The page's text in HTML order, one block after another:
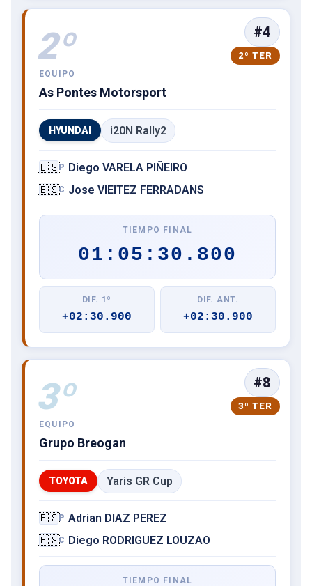
2º #4
2º TER
EQUIPO
As Pontes Motorsport
HYUNDAI i20N Rally2
🇪🇸P Diego VARELA PIÑEIRO
🇪🇸C Jose VIEITEZ FERRADANS
TIEMPO FINAL
01:05:30.800
DIF. 1º
+02:30.900
DIF. ANT.
+02:30.900
3º #8
3º TER
EQUIPO
Grupo Breogan
TOYOTA Yaris GR Cup
🇪🇸P Adrian DIAZ PEREZ
🇪🇸C Diego RODRIGUEZ LOUZAO
TIEMPO FINAL